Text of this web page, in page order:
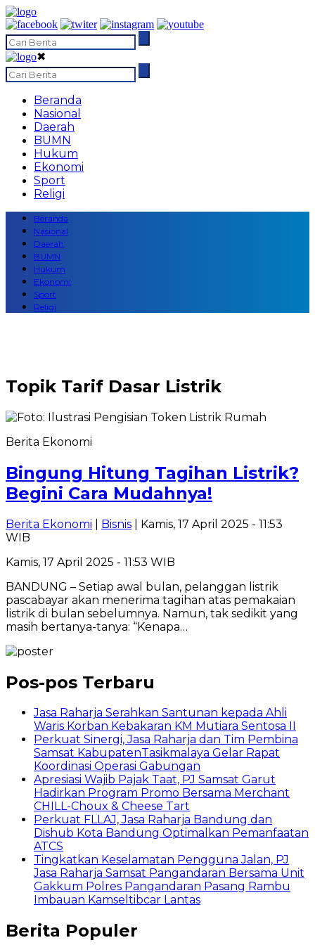
✖
Beranda
Nasional
Daerah
BUMN
Hukum
Ekonomi
Sport
Religi
Beranda
Nasional
Daerah
BUMN
Hukum
Ekonomi
Sport
Religi
Topik Tarif Dasar Listrik
Berita Ekonomi
Bingung Hitung Tagihan Listrik?
Begini Cara Mudahnya!
Berita Ekonomi Bisnis | Kamis, 17 April 2025 - 11:53
WIB
Kamis, 17 April 2025 - 11:53 WIB
BANDUNG – Setiap awal bulan, pelanggan listrik
pascabayar akan menerima tagihan atas pemakaian
listrik di bulan sebelumnya. Namun, tak sedikit yang
masih bertanya-tanya: “Kenapa…
Pos-pos Terbaru
Jasa Raharja Serahkan Santunan kepada Ahli
Waris Korban Kebakaran KM Mutiara Sentosa II
Perkuat Sinergi, Jasa Raharja dan Tim Pembina
Samsat KabupatenTasikmalaya Gelar Rapat
Koordinasi Operasi Gabungan
Apresiasi Wajib Pajak Taat, PJ Samsat Garut
Hadirkan Program Promo Bersama Merchant
CHILL-Choux & Cheese Tart
Perkuat FLLAJ, Jasa Raharja Bandung dan
Dishub Kota Bandung Optimalkan Pemanfaatan
ATCS
Tingkatkan Keselamatan Pengguna Jalan, PJ
Jasa Raharja Samsat Pangandaran Bersama Unit
Gakkum Polres Pangandaran Pasang Rambu
Imbauan Kamseltibcar Lantas
Berita Populer